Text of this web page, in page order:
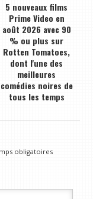
5 nouveaux films
Prime Video en
août 2026 avec 90
% ou plus sur
Rotten Tomatoes,
dont l'une des
meilleures
comédies noires de
tous les temps
obligatoires